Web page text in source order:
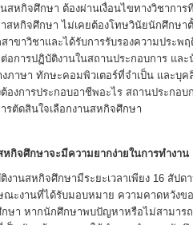
สหกิจศึกษา ต้องผ่านเงื่อนไขทางวิชากา
สหกิจศึกษา ไม่เคยต้องโทษวินัยนักศึกษา
าขาวิชาและได้รับการรับรองความประ
อการปฏิบัติงานในสถานประกอบการ แล
ภาษา ทักษะคอมพิวเตอร์ที่จำเป็น และบุ
ต้องการประกอบอาชีพอะไร สถานประกอ
รตัดสินใจเลือกงานสหกิจศึกษา
หกิจศึกษาจะมีความยากง่ายในการทำงา
งานสหกิจศึกษามีระยะเวลาเพียง 16 สั
ณะงานที่ได้รับมอบหมาย ความคาดหวัง
ษา หากนักศึกษาพบปัญหาหรือไม่สามาร